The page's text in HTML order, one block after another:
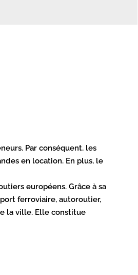
Par conséquent, les
en location. En plus, le
européens. Grâce à sa
ferroviaire, autoroutier,
la ville. Elle constitue